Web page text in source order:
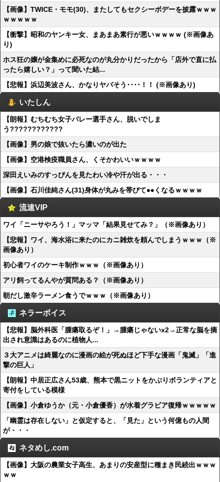
【画像】TWICE・モモ(30)、またしてもセクシーボデーを披露ｗｗｗ
ｗｗｗｗｗ
【衝撃】昭和のヤンキー女、まあまあ素行が悪いｗｗｗｗ (※画像あ
り)
ホス狂の嬢が金集めに必死なのが丸分かりだったから「店外で直に払
ったら嬉しい？」って聞いた結...
【悲報】浜辺美波さん、かなりヤバそう････！！ (※画像あり)
いたしん
【朗報】むちむち女子バレー選手さん、脱いでしま
う????????????
【画像】男の娘で抜いたら濃いのが出た
【画像】空港検疫職員さん、くそかわいいｗｗｗｗ
深田えいみのすっぴんを見たわい冷や汗が出る・・・
【画像】石川佳純さん(31)身体が丸みを帯びて●●くなるｗｗｗｗ
流速VIP
ワイ「ニーサやろう！」マッマ「結果見せてみ？」（※画像あり）
【悲報】ワイ、海水浴に来たのにカニ雑炊を頼んでしまうｗｗｗ（※
画像あり）
初心者ワイのケーキ制作ｗｗｗ（※画像あり）
アリ飼ってるんやが質問ある？（※画像あり）
朝だし激辛ラーメン食うでｗｗｗ（※画像あり）
ネラーボイス
【悲報】脳外科医「腫瘍取るぞ！」→腫瘍じゃないx2→正常な脳を摘
出され意識はあるのに植物人...
３大アニメは綺麗なのに漫画の絵が死ぬほど下手な漫画「鬼滅」「進
撃の巨人」
【朗報】中居正広さん53歳、熊本で黒ニットをかぶりボランティアと
寄付をしている模様
【画像】小倉ゆうか（元・小倉優香）が水着グラビア復帰ｗｗｗｗｗ
「幽霊は存在しない」と仮定すると、「見た」という何億もの人間
が・・・
ネタめし.com
【画像】大阪の農業女子高生、あまりの安産型に種まき民続出ｗｗｗ
ｗｗ